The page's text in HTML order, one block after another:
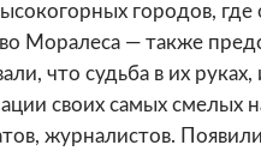
городов,
Моралеса — также
что судьба в их
своих самых смелых
журналистов.